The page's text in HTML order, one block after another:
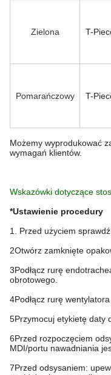
Zielona T-
Pomarańczowy T-
Możemy wyprodukować
wymagań klientów.
Wskazówki dotyczące
*Ustawienie procedury
1. Przed użyciem
2Otwórz zamknięte
3Podłącz rurę
obrotowego.
4Podłącz rurę
5Przymocuj etykietę daty
6Przed rozpoczęciem
MDI/portu nawadniania
7Przed odsysaniem: